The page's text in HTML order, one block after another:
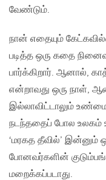
வேண்டும்.
நான் எதையும்
படித்த ஒரு கதை
பார்க்கிறார். ஆனால்,
என்றாவது ஒரு நாள்,
இல்லாவிட்டாலும்
நடந்ததைப் போல
‘மரகத தீவில்’ இன்னும்
போனவர்களின்
மறைக்கப்படாது.